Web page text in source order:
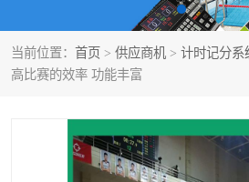
当前位置： 首页 > 供应商机 > 计时记分系
高比赛的效率 功能丰富
计时计分及成绩处理系统 计
体育场馆影像采集回放系 游